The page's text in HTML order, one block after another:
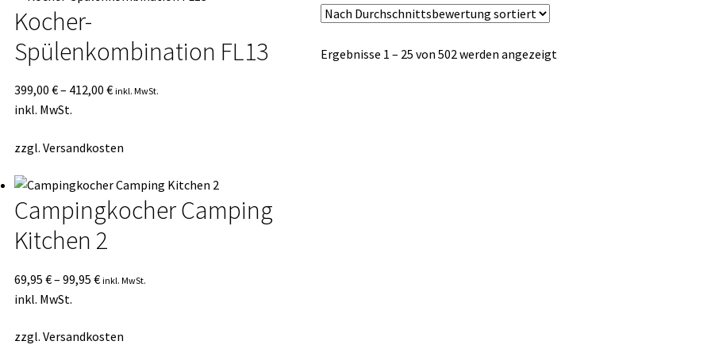
Kocher-
Spülenkombination FL13
399,00 €– 412,00 € inkl. MwSt.
inkl. MwSt.
zzgl. Versandkosten
Campingkocher Camping
Kitchen 2
69,95 €– 99,95 € inkl. MwSt.
inkl. MwSt.
zzgl. Versandkosten
Ergebnisse 1 – 25 von 502 werden angezeigtNach